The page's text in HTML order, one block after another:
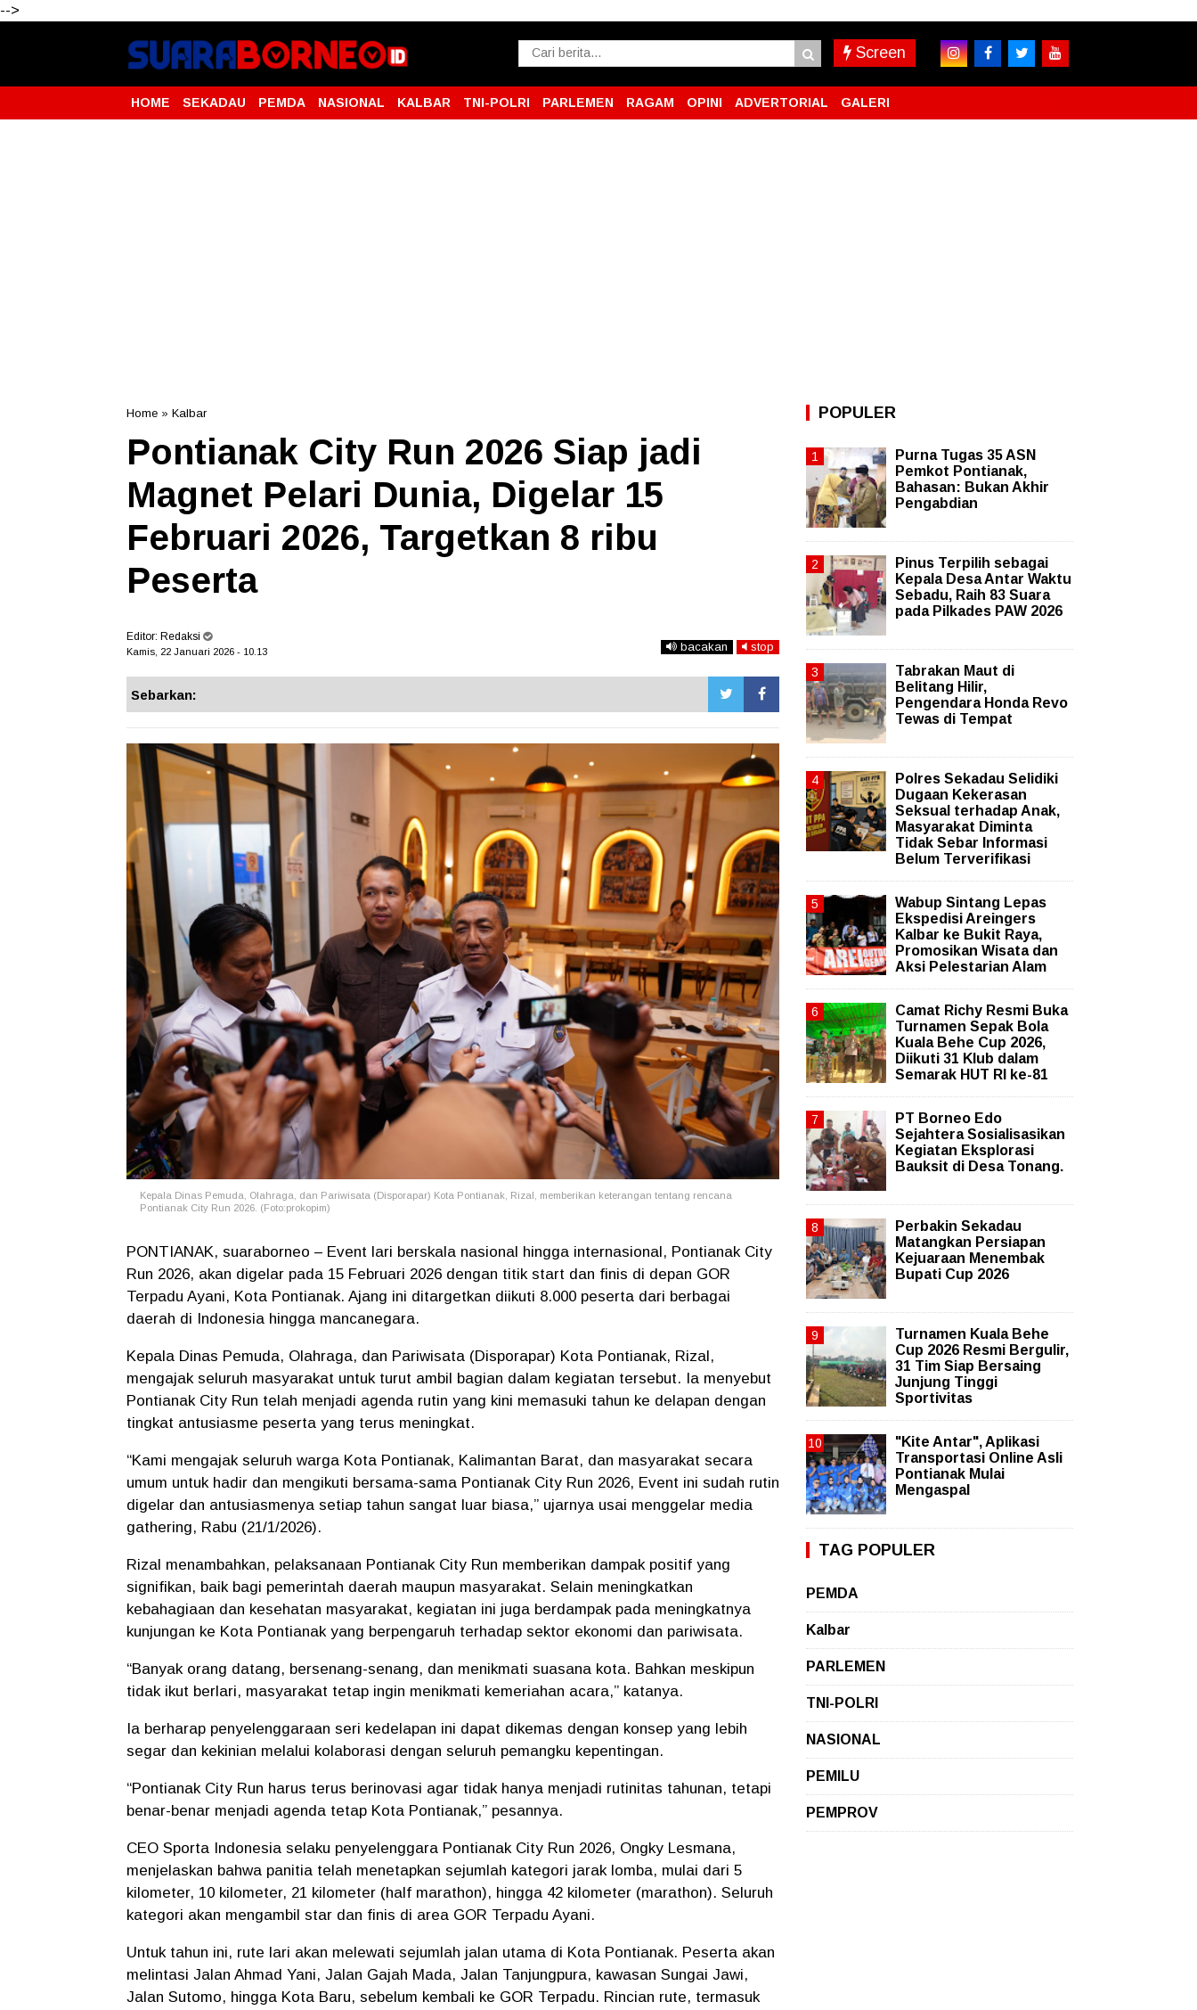
-->
Screen
HOME SEKADAU PEMDA NASIONAL KALBAR TNI-POLRI PARLEMEN RAGAM OPINI ADVERTORIAL GALERI
Home » Kalbar
Pontianak City Run 2026 Siap jadi
Magnet Pelari Dunia, Digelar 15
Februari 2026, Targetkan 8 ribu
Peserta
Editor: Redaksi
Kamis, 22 Januari 2026 - 10.13 bacakan stop
Sebarkan:
Kepala Dinas Pemuda, Olahraga, dan Pariwisata (Disporapar) Kota Pontianak, Rizal, memberikan keterangan tentang rencana
Pontianak City Run 2026. (Foto:prokopim)
PONTIANAK, suaraborneo – Event lari berskala nasional hingga internasional, Pontianak City
Run 2026, akan digelar pada 15 Februari 2026 dengan titik start dan finis di depan GOR
Terpadu Ayani, Kota Pontianak. Ajang ini ditargetkan diikuti 8.000 peserta dari berbagai
daerah di Indonesia hingga mancanegara.
Kepala Dinas Pemuda, Olahraga, dan Pariwisata (Disporapar) Kota Pontianak, Rizal,
mengajak seluruh masyarakat untuk turut ambil bagian dalam kegiatan tersebut. Ia menyebut
Pontianak City Run telah menjadi agenda rutin yang kini memasuki tahun ke delapan dengan
tingkat antusiasme peserta yang terus meningkat.
“Kami mengajak seluruh warga Kota Pontianak, Kalimantan Barat, dan masyarakat secara
umum untuk hadir dan mengikuti bersama-sama Pontianak City Run 2026, Event ini sudah rutin
digelar dan antusiasmenya setiap tahun sangat luar biasa,” ujarnya usai menggelar media
gathering, Rabu (21/1/2026).
Rizal menambahkan, pelaksanaan Pontianak City Run memberikan dampak positif yang
signifikan, baik bagi pemerintah daerah maupun masyarakat. Selain meningkatkan
kebahagiaan dan kesehatan masyarakat, kegiatan ini juga berdampak pada meningkatnya
kunjungan ke Kota Pontianak yang berpengaruh terhadap sektor ekonomi dan pariwisata.
“Banyak orang datang, bersenang-senang, dan menikmati suasana kota. Bahkan meskipun
tidak ikut berlari, masyarakat tetap ingin menikmati kemeriahan acara,” katanya.
Ia berharap penyelenggaraan seri kedelapan ini dapat dikemas dengan konsep yang lebih
segar dan kekinian melalui kolaborasi dengan seluruh pemangku kepentingan.
“Pontianak City Run harus terus berinovasi agar tidak hanya menjadi rutinitas tahunan, tetapi
benar-benar menjadi agenda tetap Kota Pontianak,” pesannya.
CEO Sporta Indonesia selaku penyelenggara Pontianak City Run 2026, Ongky Lesmana,
menjelaskan bahwa panitia telah menetapkan sejumlah kategori jarak lomba, mulai dari 5
kilometer, 10 kilometer, 21 kilometer (half marathon), hingga 42 kilometer (marathon). Seluruh
kategori akan mengambil star dan finis di area GOR Terpadu Ayani.
Untuk tahun ini, rute lari akan melewati sejumlah jalan utama di Kota Pontianak. Peserta akan
melintasi Jalan Ahmad Yani, Jalan Gajah Mada, Jalan Tanjungpura, kawasan Sungai Jawi,
Jalan Sutomo, hingga Kota Baru, sebelum kembali ke GOR Terpadu. Rincian rute, termasuk
POPULER
Purna Tugas 35 ASN
Pemkot Pontianak,
Bahasan: Bukan Akhir
Pengabdian
Pinus Terpilih sebagai
Kepala Desa Antar Waktu
Sebadu, Raih 83 Suara
pada Pilkades PAW 2026
Tabrakan Maut di
Belitang Hilir,
Pengendara Honda Revo
Tewas di Tempat
Polres Sekadau Selidiki
Dugaan Kekerasan
Seksual terhadap Anak,
Masyarakat Diminta
Tidak Sebar Informasi
Belum Terverifikasi
Wabup Sintang Lepas
Ekspedisi Areingers
Kalbar ke Bukit Raya,
Promosikan Wisata dan
Aksi Pelestarian Alam
Camat Richy Resmi Buka
Turnamen Sepak Bola
Kuala Behe Cup 2026,
Diikuti 31 Klub dalam
Semarak HUT RI ke-81
PT Borneo Edo
Sejahtera Sosialisasikan
Kegiatan Eksplorasi
Bauksit di Desa Tonang.
Perbakin Sekadau
Matangkan Persiapan
Kejuaraan Menembak
Bupati Cup 2026
Turnamen Kuala Behe
Cup 2026 Resmi Bergulir,
31 Tim Siap Bersaing
Junjung Tinggi
Sportivitas
"Kite Antar", Aplikasi
Transportasi Online Asli
Pontianak Mulai
Mengaspal
TAG POPULER
PEMDA
Kalbar
PARLEMEN
TNI-POLRI
NASIONAL
PEMILU
PEMPROV